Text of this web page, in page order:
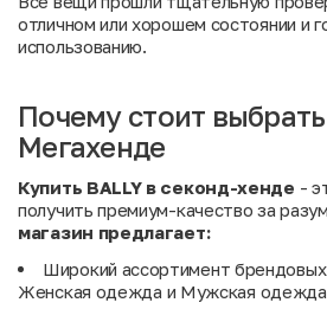
отличном или хорошем состоянии и
использованию.
Почему стоит выбрать
Мегахенде
Купить BALLY в секонд-хенде -
получить премиум-качество за
магазин предлагает:
Широкий ассортимент
Женская одежда и Мужская одежда